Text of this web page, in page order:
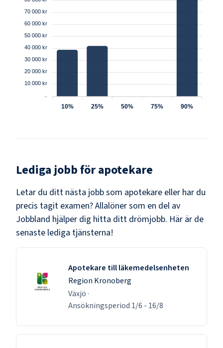
70 000 kr
60 000 kr
50 000 kr
40 000 kr
30 000 kr
20 000 kr
10 000 kr
10% 25% 50% 75% 90%
Lediga jobb förapotekare
Letar du ditt nästa jobb som apotekare eller har du
precis tagit examen? Allalöner som en del av
Jobbland hjälper dig hitta ditt drömjobb. Här är de
senaste lediga tjänsterna!
Apotekare till läkemedelsenheten
Region Kronoberg
Växjö ·
Ansökningsperiod 1/6 - 16/8